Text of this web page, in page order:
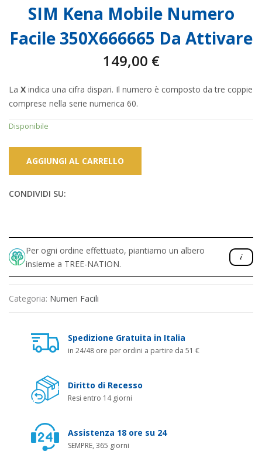
SIM Kena Mobile Numero
Facile 350X666665 Da Attivare
149,00 €
La X indica una cifra dispari. Il numero è composto da tre coppie
comprese nella serie numerica 60.
Disponibile
AGGIUNGI AL CARRELLO
CONDIVIDI SU:
Per ogni ordine effettuato, piantiamo un albero
insieme a TREE-NATION.
Categoria: Numeri Facili
Spedizione Gratuita in Italia
in 24/48 ore per ordini a partire da 51 €
Diritto di Recesso
Resi entro 14 giorni
Assistenza 18 ore su 24
SEMPRE, 365 giorni